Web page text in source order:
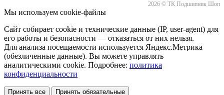
2026 © ТК Подшипник Шоп
Мы используем cookie-файлы
Сайт собирает cookie и технические данные (IP, user-agent) для
его работы и безопасности — отказаться от них нельзя.
Для анализа посещаемости используется Яндекс.Метрика
(обезличенные данные). Вы можете управлять
аналитическими cookie. Подробнее: политика
конфиденциальности
Принять все Принять обязательные